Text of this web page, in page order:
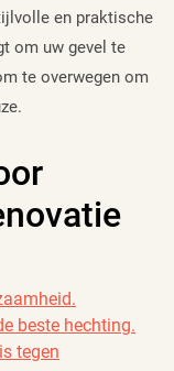
en praktische
om uw gevel te
te overwegen om
beste hechting.
tegen